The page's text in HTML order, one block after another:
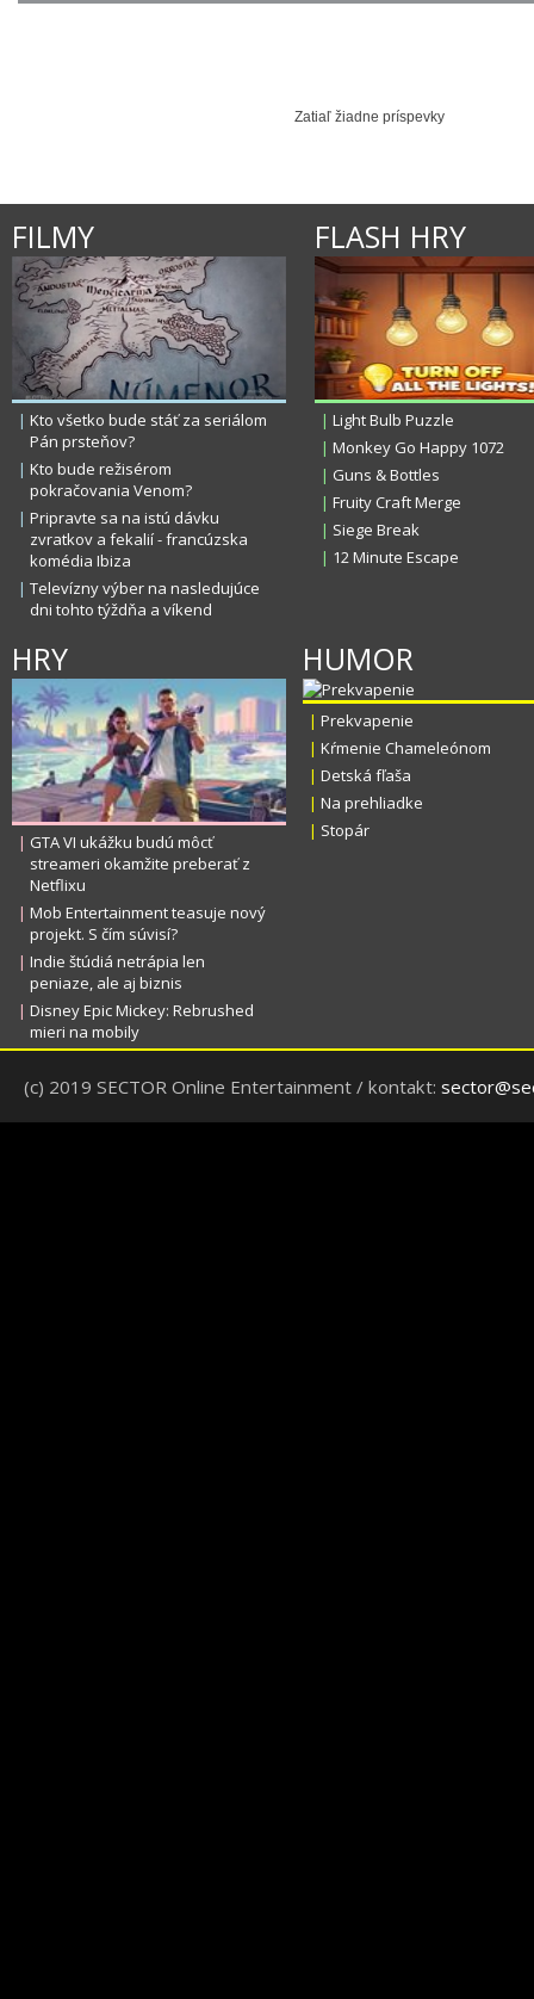
Zatiaľ žiadne príspevky
FILMY
| Kto všetko bude stáť za seriálom
Pán prsteňov?
| Kto bude režisérom
pokračovania Venom?
| Pripravte sa na istú dávku
zvratkov a fekalií - francúzska
komédia Ibiza
| Televízny výber na nasledujúce
dni tohto týždňa a víkend
FLASH HRY
| Light Bulb Puzzle
| Monkey Go Happy 1072
| Guns & Bottles
| Fruity Craft Merge
| Siege Break
| 12 Minute Escape
HRY
| GTA VI ukážku budú môcť
streameri okamžite preberať z
Netflixu
| Mob Entertainment teasuje nový
projekt. S čím súvisí?
| Indie štúdiá netrápia len
peniaze, ale aj biznis
| Disney Epic Mickey: Rebrushed
mieri na mobily
HUMOR
| Prekvapenie
| Kŕmenie Chameleónom
| Detská fľaša
| Na prehliadke
| Stopár
(c) 2019 SECTOR Online Entertainment / kontakt: